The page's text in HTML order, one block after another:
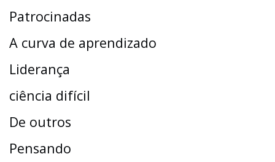
Patrocinadas
A curva de aprendizado
Liderança
ciência difícil
De outros
Pensando